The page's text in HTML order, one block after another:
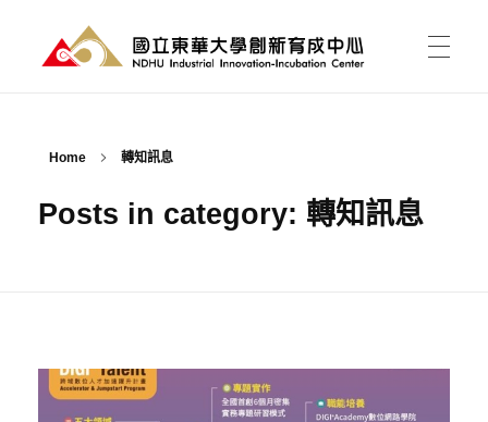
我的育成
進駐育成
課程活動
資料櫃
Home 轉知訊息
Posts in category: 轉知訊息